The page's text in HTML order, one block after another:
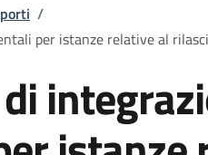
/
per istanze relative al